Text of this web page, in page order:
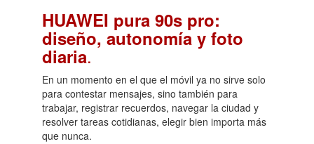
HUAWEI pura 90s pro:
diseño, autonomía y foto
diaria.
En un momento en el que el móvil ya no sirve solo
para contestar mensajes, sino también para
trabajar, registrar recuerdos, navegar la ciudad y
resolver tareas cotidianas, elegir bien importa más
que nunca.